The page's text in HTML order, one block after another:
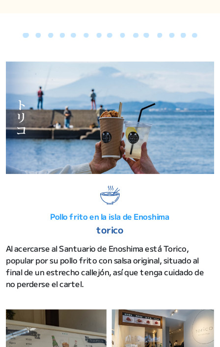
Pollo frito en la isla de Enoshima
torico
Al acercarse al Santuario de Enoshima está Torico,
popular por su pollo frito con salsa original, situado al
final de un estrecho callejón, así que tenga cuidado de
no perderse el cartel.